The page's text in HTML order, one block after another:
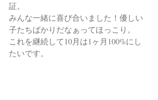
証。
みんな一緒に喜び合いました！優しい
子たちばかりだなぁってほっこり。
これを継続して10月は1ヶ月100%にし
たいです。